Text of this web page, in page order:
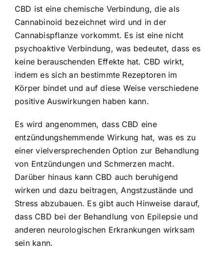
CBD ist eine chemische Verbindung, die als
Cannabinoid bezeichnet wird und in der
Cannabispflanze vorkommt. Es ist eine nicht
psychoaktive Verbindung, was bedeutet, dass es
keine berauschenden Effekte hat. CBD wirkt,
indem es sich an bestimmte Rezeptoren im
Körper bindet und auf diese Weise verschiedene
positive Auswirkungen haben kann.
Es wird angenommen, dass CBD eine
entzündungshemmende Wirkung hat, was es zu
einer vielversprechenden Option zur Behandlung
von Entzündungen und Schmerzen macht.
Darüber hinaus kann CBD auch beruhigend
wirken und dazu beitragen, Angstzustände und
Stress abzubauen. Es gibt auch Hinweise darauf,
dass CBD bei der Behandlung von Epilepsie und
anderen neurologischen Erkrankungen wirksam
sein kann.